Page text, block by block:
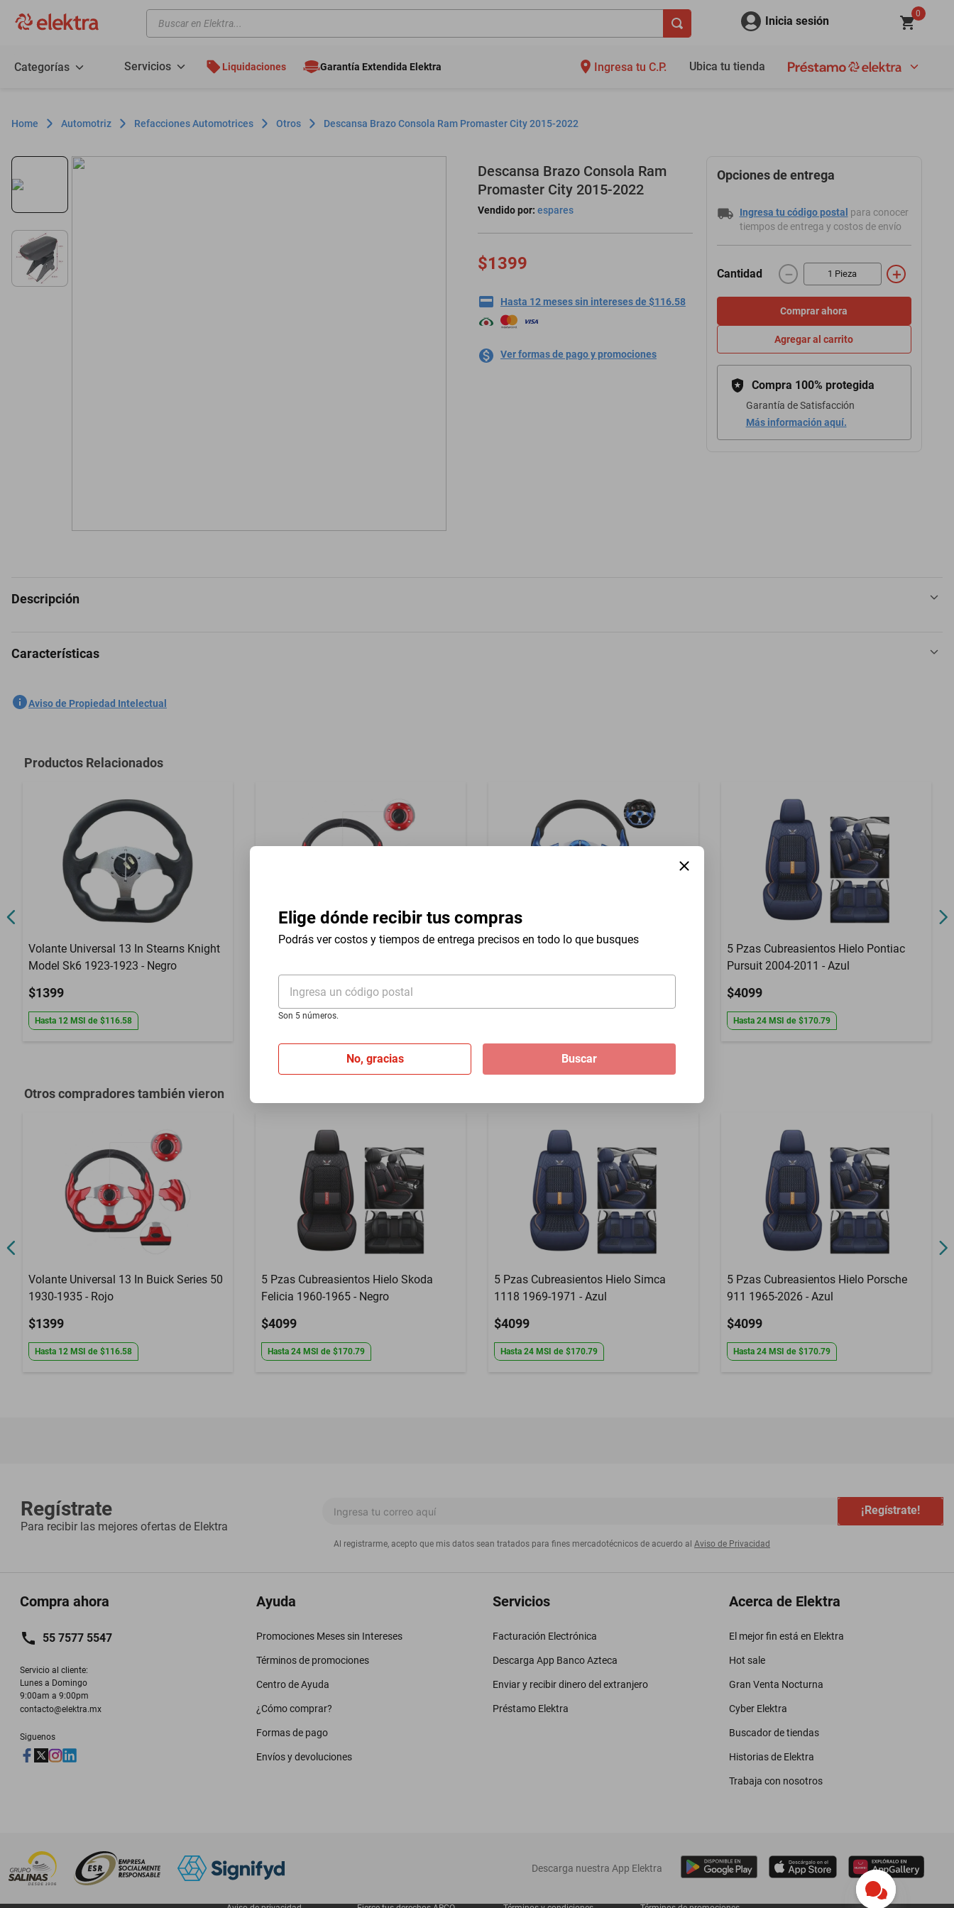
Buscar en Elektra... Inicia sesión
0
Categorías Servicios Liquidaciones Garantía Extendida Elektra Ingresa tu C.P.
Elige dónde recibir tus compras
Podrás ver costos y tiempos de entrega precisos en todo lo que busques
Ingresa un código postal
Son 5 números.
No, gracias Buscar
Ubica tu tienda
Automotriz Refacciones Automotrices Otros Descansa Brazo Consola Ram Promaster City 2015-2022
Descansa Brazo Consola Ram
Promaster City 2015-2022
Vendido por: espares
$1399
Hasta 12 meses sin intereses de $116.58
Ver formas de pago y promociones
Opciones de entrega
Ingresa tu código postal para conocer
tiempos de entrega y costos de envío
Cantidad ＋
－
Comprar ahora
Agregar al carrito
Compra 100% protegida
Garantía de Satisfacción
Más información aquí.
Descripción
Descansa Brazo Consola Ram Promaster City 2015-2022
Características
SKU
Modelo
Aviso de Propiedad Intelectual
Productos Relacionados
Volante Universal 13 In Stearns Knight
Model Sk6 1923-1923 - Negro
$1399
Hasta 12 MSI de $116.58
Volante Universal 13 In Buick Series 50
$1399
Hasta12 MSIde $116.58
Volante Universal 13 In Bmw 335 1939-
5 Pzas Cubreasientos Hielo Pontiac
Pursuit 2004-2011 - Azul
$4099
Hasta 24 MSI de $170.79
Otros compradores también vieron
Volante Universal 13 In Buick Series 50
1930-1935 - Rojo
$1399
Hasta 12 MSI de $116.58
5 Pzas Cubreasientos Hielo Skoda
Felicia 1960-1965 - Negro
$4099
Hasta 24 MSI de $170.79
5 Pzas Cubreasientos Hielo Simca
1118 1969-1971 - Azul
$4099
Hasta 24 MSI de $170.79
5 Pzas Cubreasientos Hielo Porsche
911 1965-2026 - Azul
$4099
Hasta 24 MSI de $170.79
Regístrate
Para recibir las mejores ofertas de Elektra
¡Regístrate!
Al registrarme, acepto que mis datos sean tratados para fines mercadotécnicos de acuerdo al Aviso de Privacidad
Compra ahora
55 7577 5547
Servicio al cliente:
Lunes a Domingo
9:00am a 9:00pm
contacto@elektra.mx
Siguenos
Ayuda
Promociones Meses sin Intereses
Términos de promociones
Centro de Ayuda
¿Cómo comprar?
Formas de pago
Envíos y devoluciones
Servicios
Facturación Electrónica
Descarga App Banco Azteca
Enviar y recibir dinero del extranjero
Préstamo Elektra
Acerca de Elektra
El mejor fin está en Elektra
Hot sale
Gran Venta Nocturna
Cyber Elektra
Buscador de tiendas
Historias de Elektra
Trabaja con nosotros
‎ Descarga nuestra App Elektra
motos